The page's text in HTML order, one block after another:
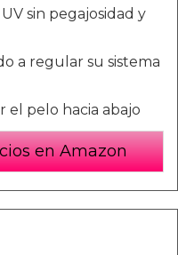
sin pegajosidad y
a regular su sistema
el pelo hacia abajo
en Amazon